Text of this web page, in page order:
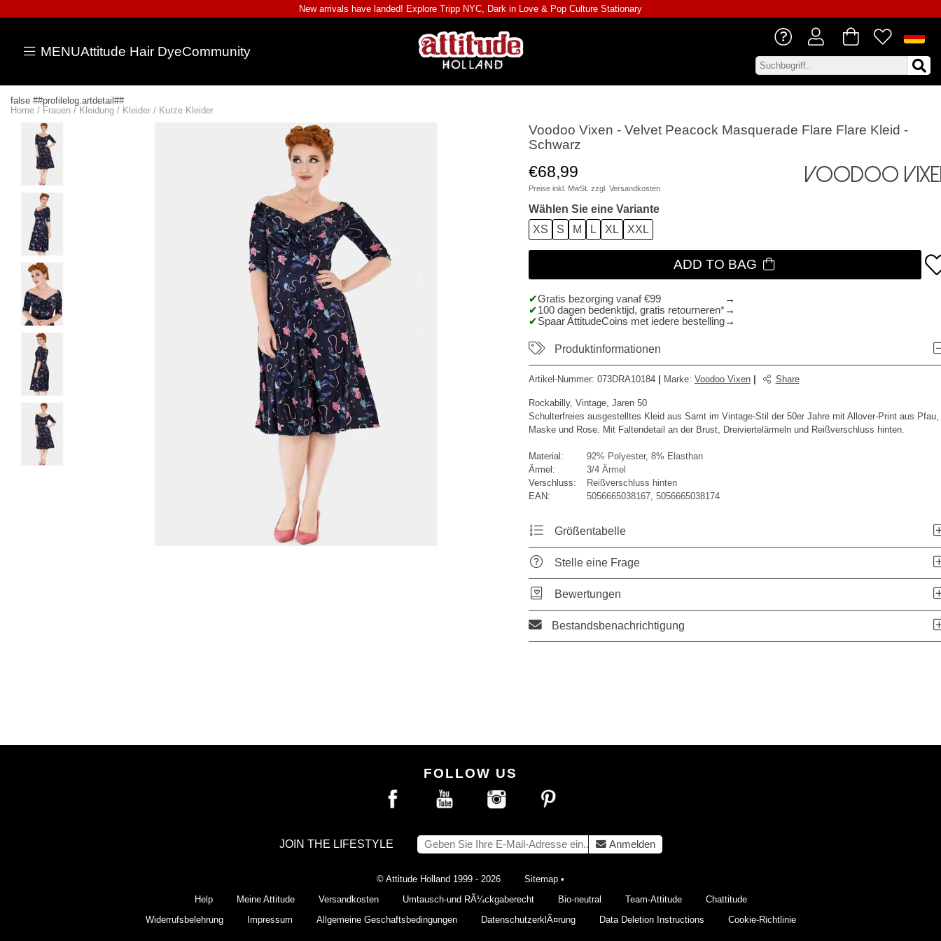
New arrivals have landed! Explore Tripp NYC, Dark in Love & Pop Culture Stationary
MENUAttitude Hair DyeCommunity
false ##profilelog.artdetail##
Home / Frauen / Kleidung / Kleider / Kurze Kleider
Voodoo Vixen - Velvet Peacock Masquerade Flare Flare Kleid -
Schwarz
€68,99
Preise inkl. MwSt. zzgl. Versandkosten
Voodoo
Wählen Sie eine Variante
XS
S M L XL XXL
ADD TO BAG
Gratis bezorging vanaf €99
100 dagen bedenktijd, gratis retourneren*
Spaar AttitudeCoins met iedere bestelling
Produktinformationen
Artikel-Nummer: 073DRA10184 Marke: Voodoo Vixen Share
Rockabilly, Vintage, Jaren 50
Schulterfreies ausgestelltes Kleid aus Samt im Vintage-Stil der 50er Jahre mit Allover-Print aus Pfau,
Maske und Rose. Mit Faltendetail an der Brust, Dreiviertelärmeln und Reißverschluss hinten.
Material:
92% Polyester, 8% Elasthan
Ärmel:
3/4 Ärmel
Verschluss:
Reißverschluss hinten
EAN:
5056665038167, 5056665038174
Größentabelle
Stelle eine Frage
Bewertungen
Bestandsbenachrichtigung
FOLLOW US
JOIN THE LIFESTYLE Anmelden
© Attitude Holland 1999 - 2026 Sitemap •
Help
Meine Attitude Versandkosten Umtausch-und RÃ¼ckgaberecht Bio-neutral Team-Attitude
Chattitude
Widerrufsbelehrung
Impressum Allgemeine Geschaftsbedingungen DatenschutzerklÃ¤rung Data Deletion Instructions Cookie-Richtlinie